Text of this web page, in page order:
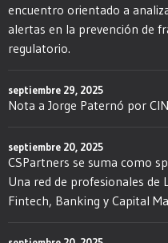
encuentro orientado a
alertas en la prevención de
regulatorio.
septiembre 29, 2025
Nota a Jorge Paternó por
septiembre 20, 2025
CSPartners se suma como
Una red de profesionales de
Fintech, Banking y Capital